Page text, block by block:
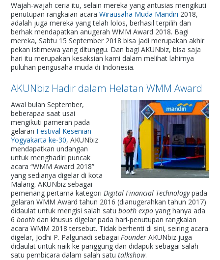
Wajah-wajah ceria itu, selain mereka yang antusias mengikuti
penutupan rangkaian acaraWirausaha Muda Mandiri 2018,
adalah juga mereka yang telah lolos, berhasil terpilih dan
berhak mendapatkan anugerah WMM Award 2018. Bagi
mereka, Sabtu 15 September 2018 bisa jadi merupakan akhir
pekan istimewa yang ditunggu. Dan bagi AKUNbiz, bisa saja
hari itu merupakan kesaksian kami dalam melihat lahirnya
puluhan pengusaha muda di Indonesia.
AKUNbiz Hadir dalam Helatan WMM Award
Awal bulan September,
beberapaa saat usai
mengikuti pameran pada
gelaran Festival Kesenian
Yogyakarta ke-30, AKUNbiz
mendapatkan undangan
untuk menghadiri puncak
acara “WMM Award 2018”
yang sedianya digelar di kota
Malang. AKUNbiz sebagai
pemenang pertama kategoriDigital Financial Technologypada
gelaran WMM Award tahun 2016 (dianugerahkan tahun 2017)
didaulat untuk mengisi salah satubooth expoyang hanya ada
6booth dan khusus digelar pada hari-penutupan rangkaian
acara WMM 2018 tersebut. Tidak berhenti di sini, seiring acara
digelar, Jodhi P. Palgunadi sebagaiFounder AKUNbiz juga
didaulat untuk naik ke panggung dan didapuk sebagai salah
satu pembicara dalam salah satu talkshow.